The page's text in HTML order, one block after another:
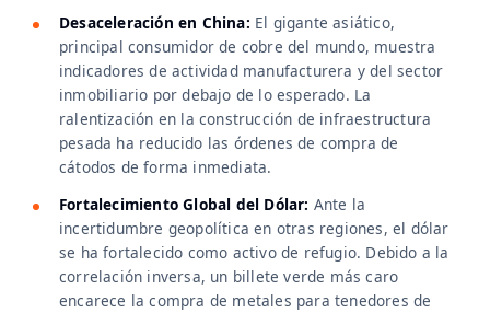
Desaceleración en China: El gigante asiático,
principal consumidor de cobre del mundo, muestra
indicadores de actividad manufacturera y del sector
inmobiliario por debajo de lo esperado. La
ralentización en la construcción de infraestructura
pesada ha reducido las órdenes de compra de
cátodos de forma inmediata.
Fortalecimiento Global del Dólar: Ante la
incertidumbre geopolítica en otras regiones, el dólar
se ha fortalecido como activo de refugio. Debido a la
correlación inversa, un billete verde más caro
encarece la compra de metales para tenedores de